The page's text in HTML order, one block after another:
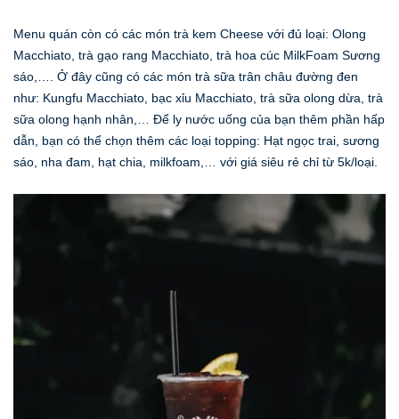
Menu quán còn có các món trà kem Cheese với đủ loại: Olong
Macchiato, trà gạo rang Macchiato, trà hoa cúc MilkFoam Sương
sáo,…. Ở đây cũng có các món trà sữa trân châu đường đen
như: Kungfu Macchiato, bạc xỉu Macchiato, trà sữa olong dừa, trà
sữa olong hạnh nhân,… Để ly nước uống của bạn thêm phần hấp
dẫn, bạn có thể chọn thêm các loại topping: Hạt ngọc trai, sương
sáo, nha đam, hạt chia, milkfoam,… với giá siêu rẻ chỉ từ 5k/loại.